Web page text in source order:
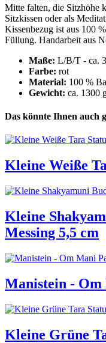
Mitte falten, die Sitzhöhe
Sitzkissen oder als
Kissenbezug ist aus 100
Füllung. Handarbeit aus
Maße: L/B/T - ca.
Farbe: rot
Material: 100 %
Gewicht: ca. 1300
Das könnte Ihnen auch
Kleine Weiße
Kleine
Messing 5,5 cm
Manistein - Om
Kleine Grüne